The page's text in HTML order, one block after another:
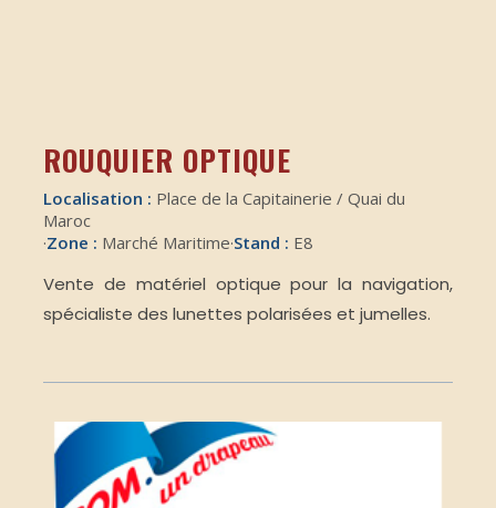
ROUQUIER OPTIQUE
Localisation : Place de la Capitainerie / Quai du
Maroc
·Zone : Marché Maritime·Stand : E8
Vente de matériel optique pour la navigation,
spécialiste des lunettes polarisées et jumelles.